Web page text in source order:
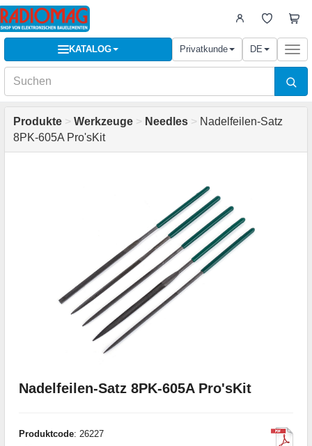
KATALOG Privatkunde DE
Produkte > Werkzeuge > Needles > Nadelfeilen-Satz
8PK-605A Pro'sKit
Nadelfeilen-Satz 8PK-605A Pro'sKit
Produktcode: 26227